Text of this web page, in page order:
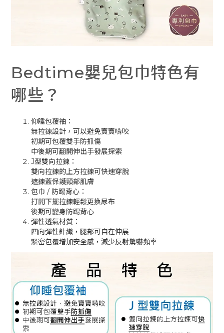
Bedtime嬰兒包巾特色有
哪些？
仰睡包覆袖：
無拉鍊設計，可以避免寶寶啃咬
初期可包覆雙手防抓傷
中後期可翻開伸出手發展探索
J型雙向拉鍊：
雙向拉鍊的上方拉鍊可快速穿脫
遮鍊蓋保護頸部肌膚
包巾 / 防踢背心：
打開下擺拉鍊輕鬆更換尿布
後期可變身防踢背心
彈性透氣材質：
四向彈性針織，腿部可自在伸展
緊密包覆增加安全感，減少反射驚嚇頻率